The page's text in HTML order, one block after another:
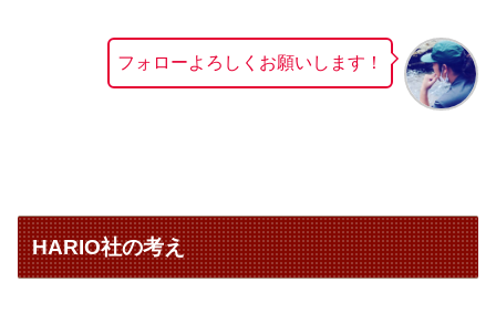
フォローよろしくお願いします！
HARIO社の考え